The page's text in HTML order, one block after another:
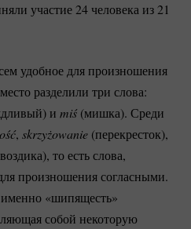
участие 24 человека из 21
удобное для произношения
разделили три слова:
и miś (мишка). Среди
, skrzyżowanie (перекресток),
то есть слова,
произношения согласными.
«шипящесть»
собой некоторую